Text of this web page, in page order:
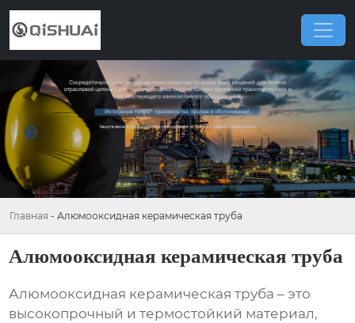
Главная - Алюмооксидная керамическая труба
Алюмооксидная керамическая труба
Алюмооксидная керамическая труба – это
высокопрочный и термостойкий материал,